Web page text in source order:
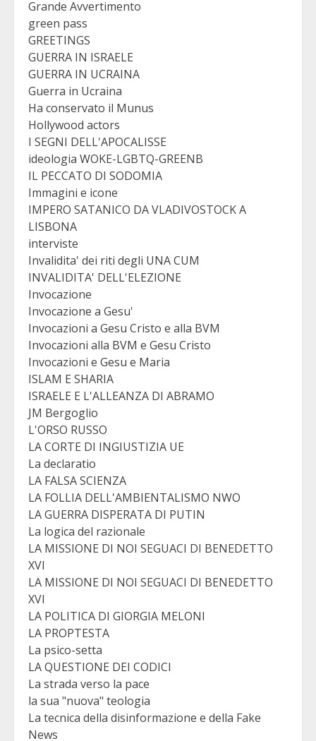
Grande Avvertimento
green pass
GREETINGS
GUERRA IN ISRAELE
GUERRA IN UCRAINA
Guerra in Ucraina
Ha conservato il Munus
Hollywood actors
I SEGNI DELL'APOCALISSE
ideologia WOKE-LGBTQ-GREENB
IL PECCATO DI SODOMIA
Immagini e icone
IMPERO SATANICO DA VLADIVOSTOCK A
LISBONA
interviste
Invalidita' dei riti degli UNA CUM
INVALIDITA' DELL'ELEZIONE
Invocazione
Invocazione a Gesu'
Invocazioni a Gesu Cristo e alla BVM
Invocazioni alla BVM e Gesu Cristo
Invocazioni e Gesu e Maria
ISLAM E SHARIA
ISRAELE E L'ALLEANZA DI ABRAMO
JM Bergoglio
L'ORSO RUSSO
LA CORTE DI INGIUSTIZIA UE
La declaratio
LA FALSA SCIENZA
LA FOLLIA DELL'AMBIENTALISMO NWO
LA GUERRA DISPERATA DI PUTIN
La logica del razionale
LA MISSIONE DI NOI SEGUACI DI BENEDETTO
XVI
LA MISSIONE DI NOI SEGUACI DI BENEDETTO
XVI
LA POLITICA DI GIORGIA MELONI
LA PROPTESTA
La psico-setta
LA QUESTIONE DEI CODICI
La strada verso la pace
la sua "nuova" teologia
La tecnica della disinformazione e della Fake
News